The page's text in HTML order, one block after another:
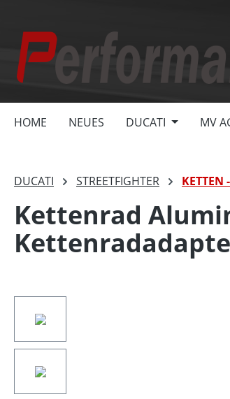
HOME NEUES DUCATI MV
DUCATI STREETFIGHTER KETTEN
Kettenrad